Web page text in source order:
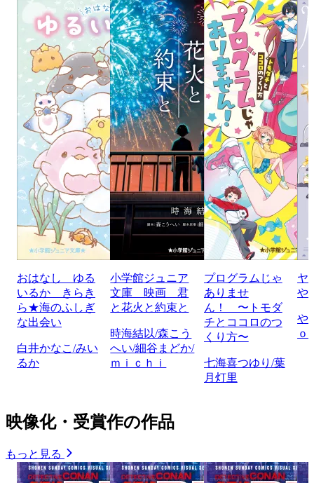
おはなし ゆる
いるか きらき
ら★海のふしぎ
な出会い
白井かなこ/みい
るか
小学館ジュニア
文庫 映画 君
と花火と約束と
時海結以/森こう
へい/細谷まどか/
ｍｉｃｈｉ
プログラムじゃ
ありませ
ん！ 〜トモダ
チとココロのつ
くり方〜
七海喜つゆり/葉
月灯里
ヤ
や
や
ｏ
映像化・受賞作の作品
もっと見る